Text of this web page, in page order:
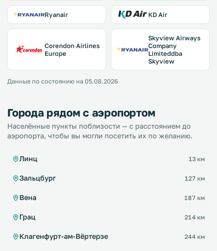
Ryanair KD Air
Corendon Airlines
Europe
Skyview Airways
Company
Limiteddba
Skyview
Данные по состоянию на 05.08.2026
Города рядом с аэропортом
Населённые пункты поблизости — с расстоянием до
аэропорта, чтобы вы могли посетить их по желанию.
Линц 13 км
Зальцбург 127 км
Вена 187 км
Грац 214 км
Клагенфурт-ам-Вёртерзе 244 км